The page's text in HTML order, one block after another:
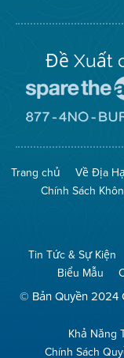
Đề Xuất
Trang chủ Về Địa
Chính Sách
Tin Tức & Sự Kiện
Biểu Mẫu
© Bản Quyền 2024
Khả Năng
Chính Sách